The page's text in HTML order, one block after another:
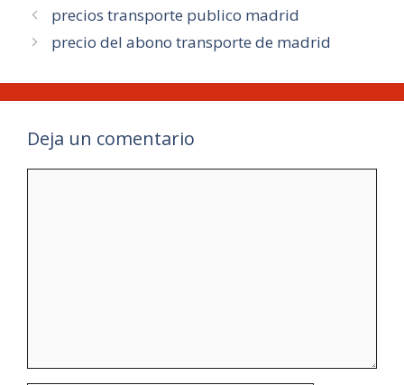
precios transporte publico madrid
precio del abono transporte de madrid
Deja un comentario